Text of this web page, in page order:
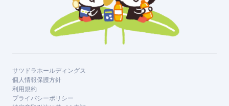
サツドラホールディングス
個人情報保護方針
利用規約
プライバシーポリシー